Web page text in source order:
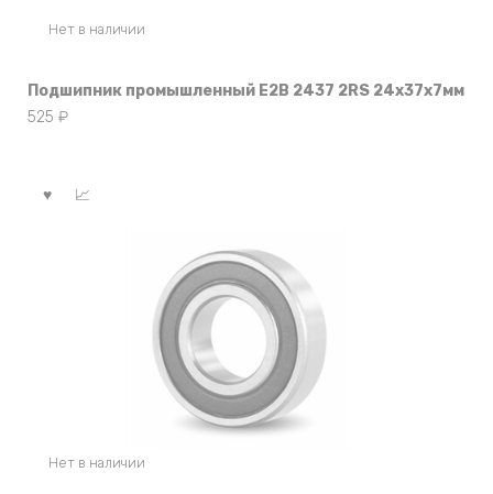
Нет в наличии
Подшипник промышленный E2B 2437 2RS 24x37x7мм
525 ₽
Нет в наличии